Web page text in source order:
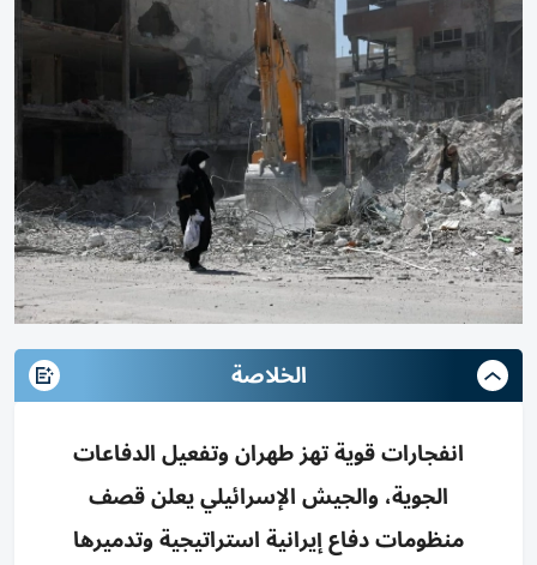
الخلاصة
انفجارات قوية تهز طهران وتفعيل الدفاعات
الجوية، والجيش الإسرائيلي يعلن قصف
منظومات دفاع إيرانية استراتيجية وتدميرها